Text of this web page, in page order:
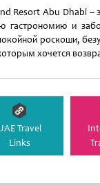
Resort Abu Dhabi –
гастрономию и
роскоши,
хочется
Travel
Links